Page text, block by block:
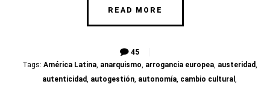
READ MORE
45
Tags: América Latina, anarquismo, arrogancia europea, austeridad,
autenticidad, autogestión, autonomía, cambio cultural ,